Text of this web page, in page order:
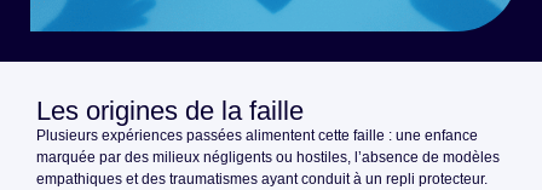
Les origines de la faille
Plusieurs expériences passées alimentent cette faille : une enfance
marquée par des milieux négligents ou hostiles, l’absence de modèles
empathiques et des traumatismes ayant conduit à un repli protecteur.